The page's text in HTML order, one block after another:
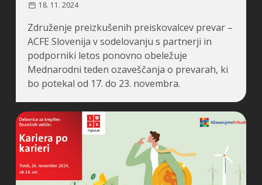
18. 11. 2024
Združenje preizkušenih preiskovalcev prevar –
ACFE Slovenija v sodelovanju s partnerji in
podporniki letos ponovno obeležuje
Mednarodni teden ozaveščanja o prevarah, ki
bo potekal od 17. do 23. novembra.